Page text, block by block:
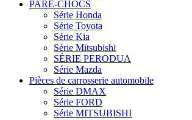
PARE-CHOCS
Série Honda
Série Toyota
Série Kia
Série Mitsubishi
SÉRIE PERODUA
Série Mazda
Pièces de carrosserie automobile
Série DMAX
Série FORD
Série MITSUBISHI